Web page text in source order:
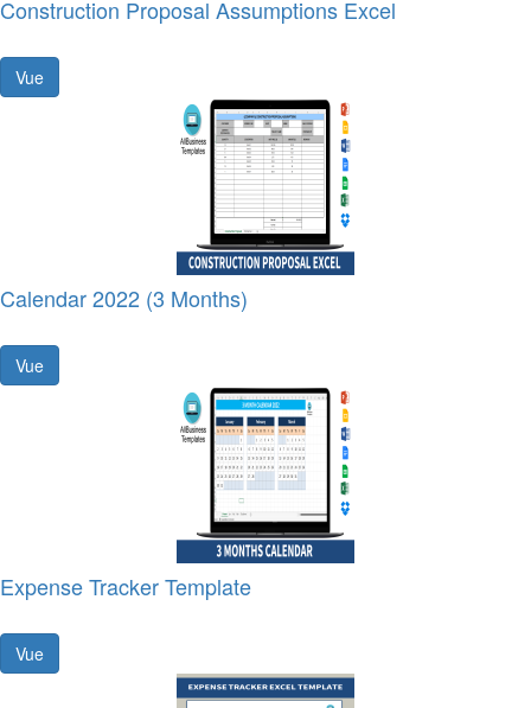
Construction Proposal Assumptions Excel
Vue
Calendar 2022 (3 Months)
Vue
Expense Tracker Template
Vue